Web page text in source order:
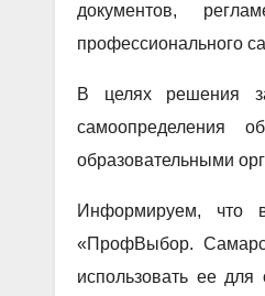
документов,
профессионального
В целях решения
самоопределения
образовательными
Информируем, что
«ПрофВыбор.
использовать ее